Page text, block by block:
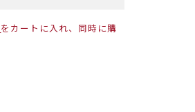
をカートに入れ、同時に購